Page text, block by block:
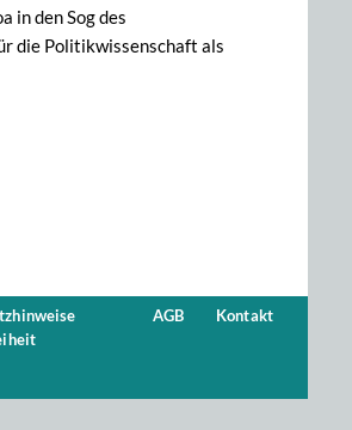
in den Sog des
die Politikwissenschaft als
AGB Kontakt